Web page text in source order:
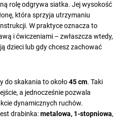
rolę odgrywa siatka. Jej wysokość
która sprzyja utrzymaniu
W praktyce oznacza to
i ćwiczeniami – zwłaszcza wtedy,
dzieci lub gdy chcesz zachować
do skakania to około45 cm. Taki
a jednocześnie pozwala
dynamicznych ruchów.
drabinka:metalowa, 1-stopniowa,